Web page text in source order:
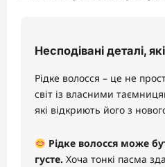
Несподівані деталі,
Рідке волосся – це не
світ із власними
які відкриють його з
Рідке волосся може
густе. Хоча тонкі пасма